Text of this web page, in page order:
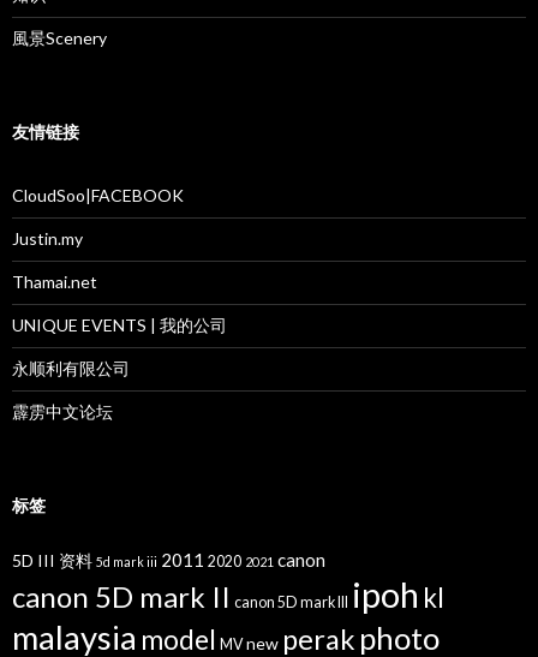
風景Scenery
友情链接
CloudSoo|FACEBOOK
Justin.my
Thamai.net
UNIQUE EVENTS | 我的公司
永顺利有限公司
霹雳中文论坛
标签
5D III 资料 5d mark iii 2011 2020 2021 canon
canon 5D mark II canon 5D mark III ipoh kl
malaysia model MV new perak photo